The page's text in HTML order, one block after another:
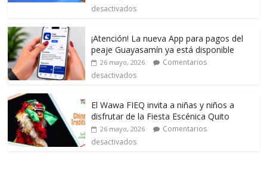
desactivados
¡Atención! La nueva App para pagos del
peaje Guayasamín ya está disponible
26 mayo, 2026
Comentarios
desactivados
El Wawa FIEQ invita a niñas y niños a
disfrutar de la Fiesta Escénica Quito
26 mayo, 2026
Comentarios
desactivados